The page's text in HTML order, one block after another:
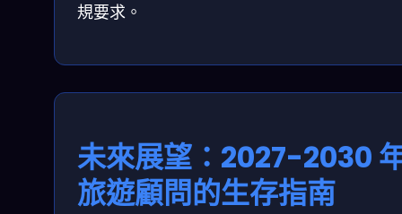
規要求。
未來展望：2027-2030
旅遊顧問的生存指南